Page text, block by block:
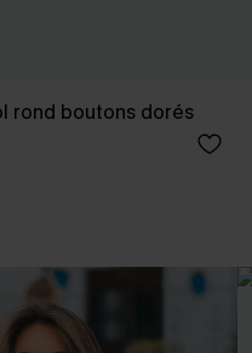
rond boutons dorés